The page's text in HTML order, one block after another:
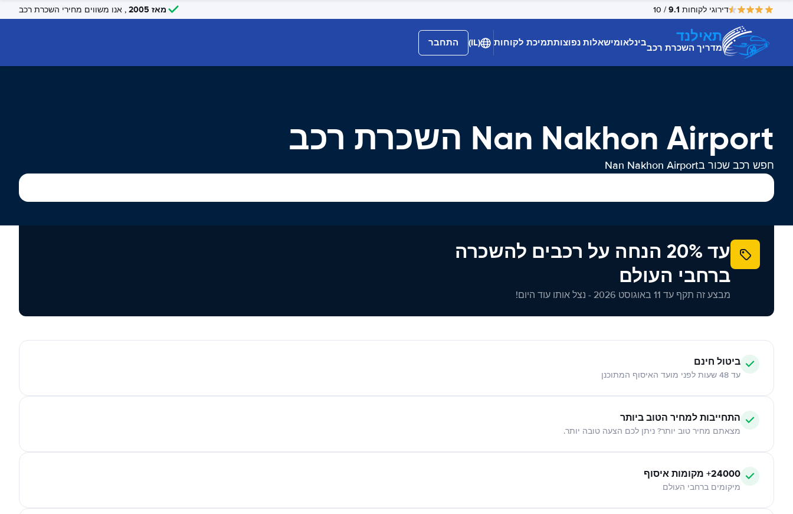
דירוגי לקוחות 9.1
/ 10 מאז 2005 , אנו משווים מחירי השכרת רכב
תאילנד
מדריך השכרת רכבבינלאומישאלות נפוצותתמיכת לקוחות (IL) התחבר
Nan Nakhon Airport השכרת רכב
חפש רכב שכור בNan Nakhon Airport
עד 20% הנחה על רכבים להשכרה
ברחבי העולם
מבצע זה תקף עד 11 באוגוסט 2026 - נצל אותו עוד היום!
ביטול חינם
עד 48 שעות לפני מועד האיסוף המתוכנן
התחייבות למחיר הטוב ביותר
מצאתם מחיר טוב יותר? ניתן לכם הצעה טובה יותר.
24000+ מקומות איסוף
מיקומים ברחבי העולם